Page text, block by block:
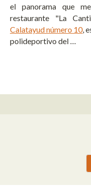
el panorama que
restaurante "La
Calatayud número 10,
polideportivo del …